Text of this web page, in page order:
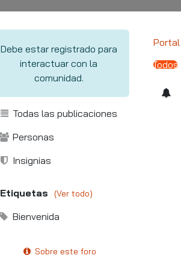
Debe estar registrado para
interactuar con la
comunidad.
Todas las publicaciones
Personas
Insignias
Etiquetas (Ver todo)
Bienvenida
Sobre este foro
Portal
Todos